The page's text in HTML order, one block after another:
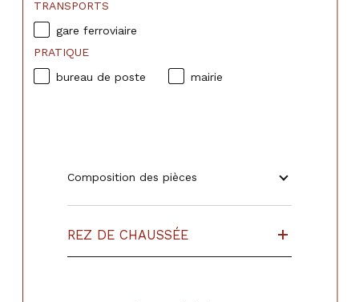
TRANSPORTS
gare ferroviaire
PRATIQUE
bureau de poste
mairie
Composition des pièces
REZ DE CHAUSSÉE